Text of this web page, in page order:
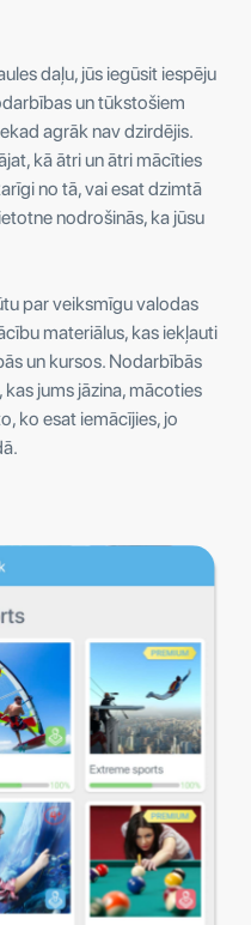
daļu, jūs iegūsit iespēju
un tūkstošiem
agrāk nav dzirdējis.
kā ātri un ātri mācīties
no tā, vai esat dzimtā
nodrošinās, ka jūsu
par veiksmīgu valodas
materiālus, kas iekļauti
un kursos. Nodarbībās
jums jāzina, mācoties
ko esat iemācījies, jo